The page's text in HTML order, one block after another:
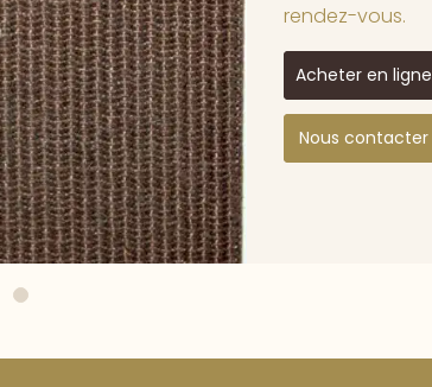
rendez-vous.
Acheter en ligne
Nous contacter